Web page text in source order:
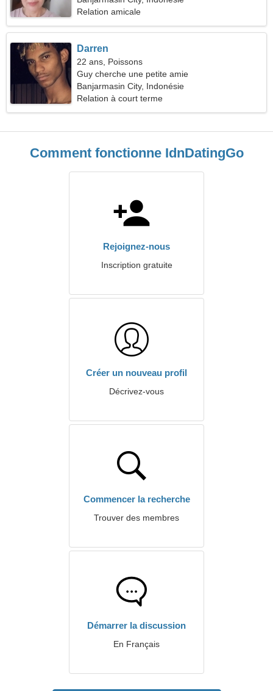
Relation amicale
Darren
22 ans, Poissons
Guy cherche une petite amie
Banjarmasin City, Indonésie
Relation à court terme
Comment fonctionne IdnDatingGo
Rejoignez-nous
Inscription gratuite
Créer un nouveau profil
Décrivez-vous
Commencer la recherche
Trouver des membres
Démarrer la discussion
En Français